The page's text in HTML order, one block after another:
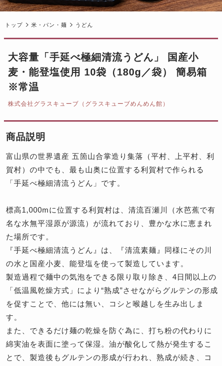
トップ 米・パン・麺 うどん
大容量「手延べ極細清流うどん」 国産小
麦・能登塩使用 10袋（180g／袋） 簡易箱
※常温
株式会社グラスキューブ（グラスキューブめんめん館）
商品説明
富山県の世界遺産 五箇山合掌造り集落（平村、上平村、利
賀村）の中でも、最も山奥に位置する利賀村で作られる
「手延べ極細清流うどん」です。
標高1,000mに位置する利賀村は、清流百瀬川（水芭蕉で有
名な水無平湿原が源流）が流れており、豊かな水に恵まれ
た場所です。
『手延べ極細清流うどん』は、『清流素麺』同様にその川
の水と国産小麦、能登塩を使って製造しています。
製造過程で麺中の気泡をできる限り取り除き、4日間以上の
「低温風乾燥方式」により“熟成”させながらグルテンの形成
を促すことで、他には無い、コシと喉越しを生み出しま
す。
また、できるだけ麺の乾燥を防ぐ為に、打ち粉の代わりに
綿実油を表面に塗って保湿。油が酸化して熱が発生するこ
とで、製造後もグルテンの形成が行われ、熟成が続き、コ